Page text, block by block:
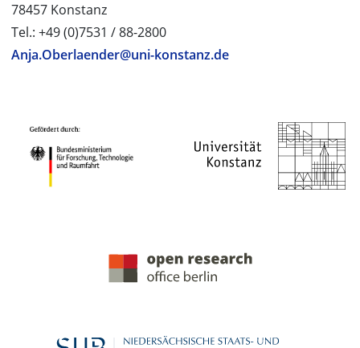
78457 Konstanz
Tel.: +49 (0)7531 / 88-2800
Anja.Oberlaender@uni-konstanz.de